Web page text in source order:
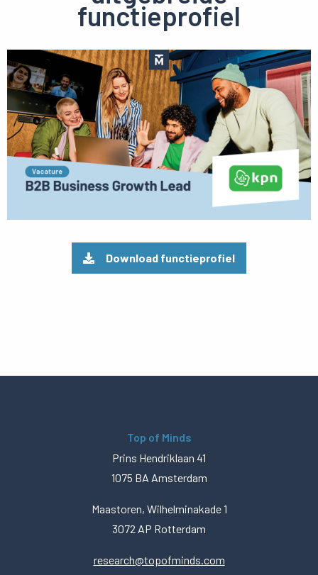
functieprofiel
Preview
pdf
Download functieprofiel
Top of Minds
Prins Hendriklaan 41
1075 BA Amsterdam
Maastoren, Wilhelminakade 1
3072 AP Rotterdam
research@topofminds.com